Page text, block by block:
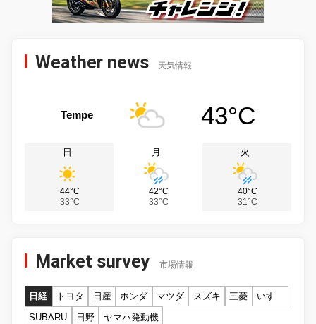
Weather news 天気情報
Tempe 43°C
日
44°C
33°C
月
42°C
33°C
火
40°C
31°C
Market survey 市場情報
日経 トヨタ 日産 ホンダ マツダ スズキ 三菱
いすゞ
SUBARU
日野 ヤマハ発動機